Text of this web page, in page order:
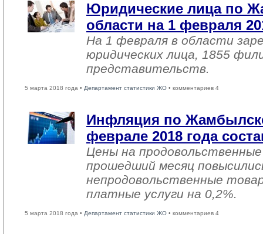
Юридические лица по
области на 1 февраля
На 1 февраля в области
юридических лица, 1855
представительств.
5 марта 2018 года • Департамент статистики ЖО • комментариев 4
Инфляция по
феврале 2018 года
Цены на
прошедший месяц
непродовольственные
платные услуги на 0,2%.
5 марта 2018 года • Департамент статистики ЖО • комментариев 4